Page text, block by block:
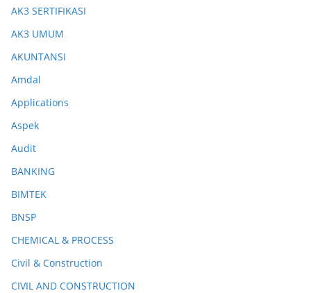
AK3 SERTIFIKASI
AK3 UMUM
AKUNTANSI
Amdal
Applications
Aspek
Audit
BANKING
BIMTEK
BNSP
CHEMICAL & PROCESS
Civil & Construction
CIVIL AND CONSTRUCTION